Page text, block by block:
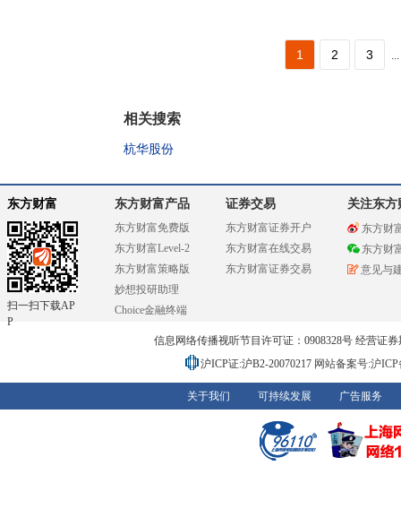
1 2 3 ...
相关搜索
杭华股份
东方财富
扫一扫下载AP
P
东方财富产品
东方财富免费版
东方财富Level-2
东方财富策略版
妙想投研助理
Choice金融终端
证券交易
东方财富证券开户
东方财富在线交易
东方财富证券交易
关注东方
东方财
东方财
意见与
信息网络传播视听节目许可证：0908328号 经营证
沪ICP证:沪B2-20070217 网站备案号:沪
关于我们 可持续发展 广告服务